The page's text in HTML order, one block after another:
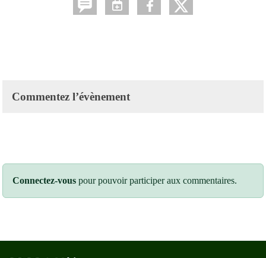
Commentez l’évènement
Connectez-vous pour pouvoir participer aux commentaires.